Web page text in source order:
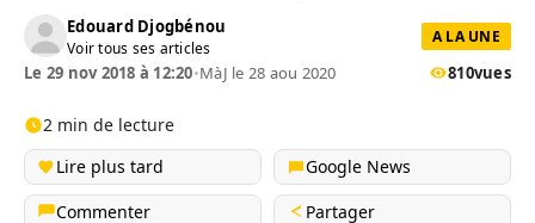
Edouard Djogbénou
Voir tous ses articles
A LA UNE
Le 29 nov 2018 à 12:20•MàJ le 28 aou 2020 810vues
2 min de lecture
Lire plus tard
Google News
Commenter
Partager